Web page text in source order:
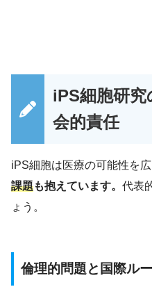
iPS細胞研
会的責任
iPS細胞は医療の可能性を広
課題も抱えています。 代表
ょう。
倫理的問題と国際ル